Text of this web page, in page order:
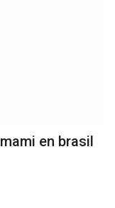
en brasil